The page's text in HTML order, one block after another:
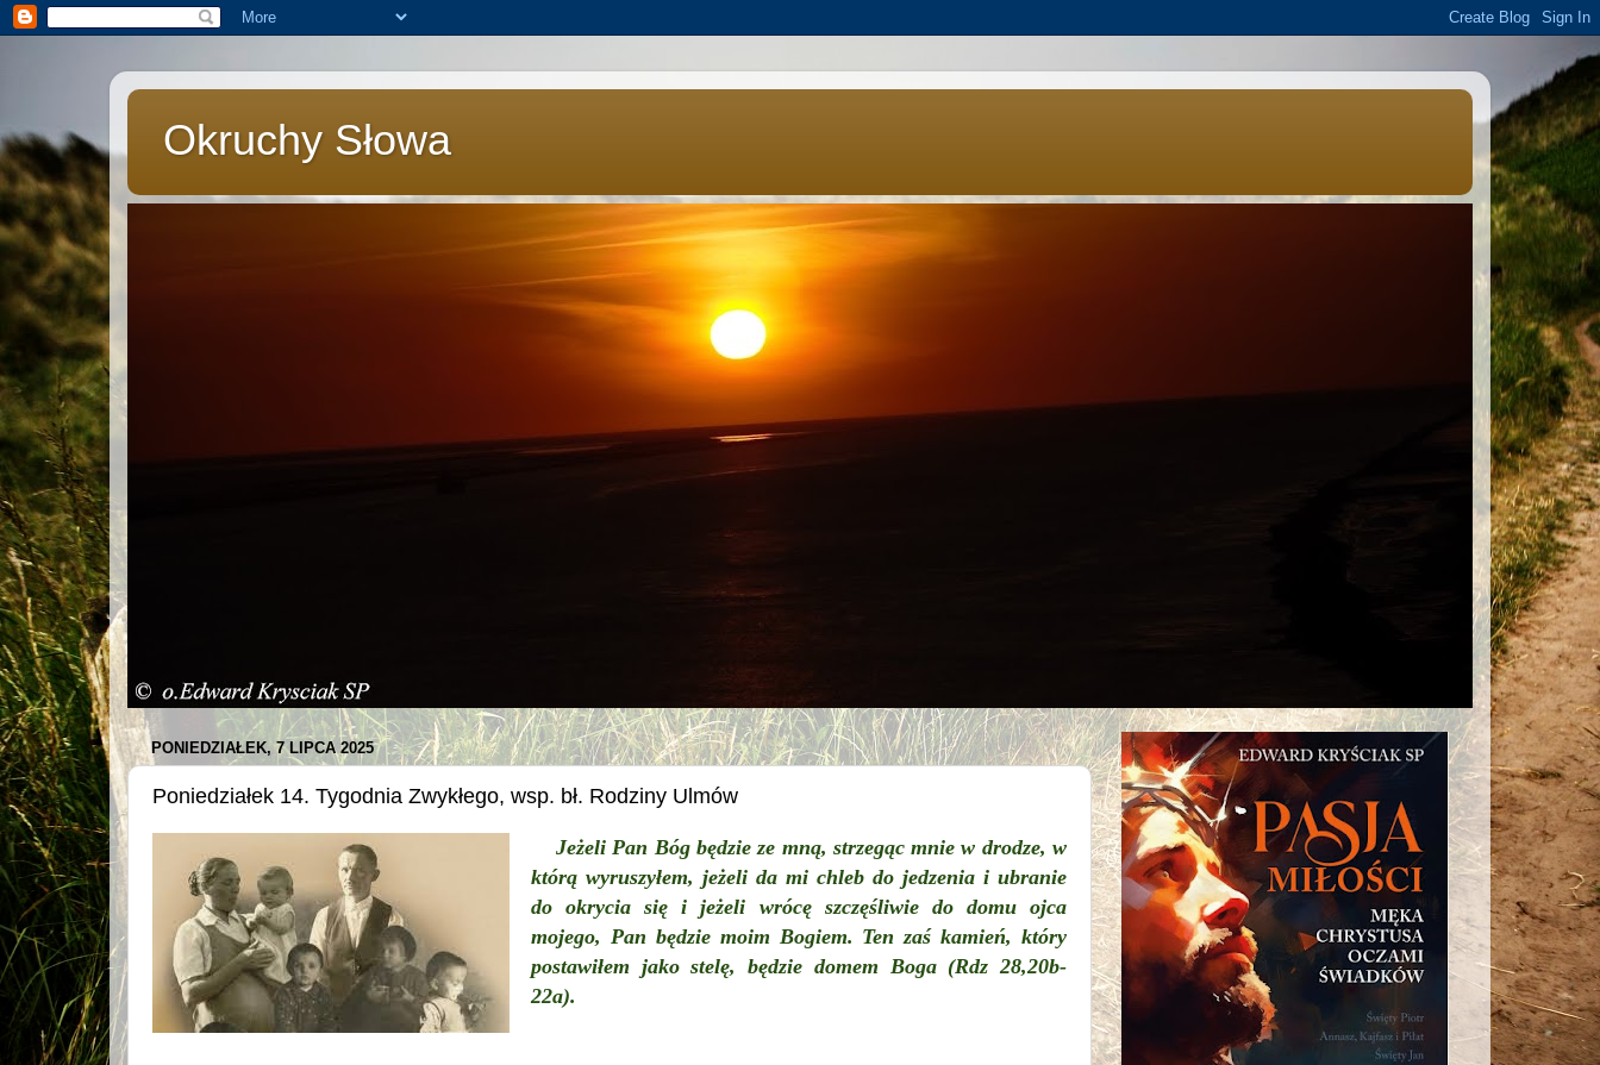
Okruchy Słowa
PONIEDZIAŁEK, 7 LIPCA 2025
Poniedziałek 14. Tygodnia Zwykłego, wsp. bł. Rodziny Ulmów
Jeżeli Pan Bóg będzie ze mną, strzegąc mnie w drodze, w
którą wyruszyłem, jeżeli da mi chleb do jedzenia i ubranie
do okrycia się i jeżeli wrócę szczęśliwie do domu ojca
mojego, Pan będzie moim Bogiem. Ten zaś kamień, który
postawiłem jako stelę, będzie domem Boga (Rdz 28,20b-
22a).